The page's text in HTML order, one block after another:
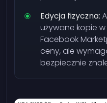
Edycja fizyczna:
używane kopie
Facebook
ceny, ale
bezpiecznie